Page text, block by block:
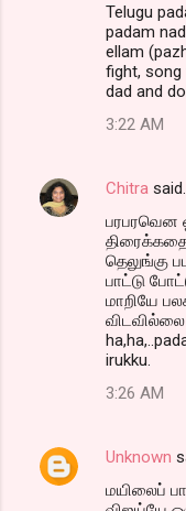
Telugu
padam
ellam
fight, song
dad and
3:22 AM
Chitra said…
பரபரவென
தெலுங்கு
பாட்டு
மாறியே
விடவில்லை
irukku.
3:26 AM
Unknown
மயிலைப்